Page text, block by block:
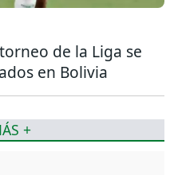
de la Liga se
en Bolivia
+